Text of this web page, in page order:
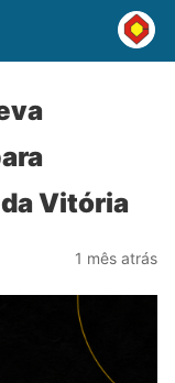
Vitória
1 mês atrás